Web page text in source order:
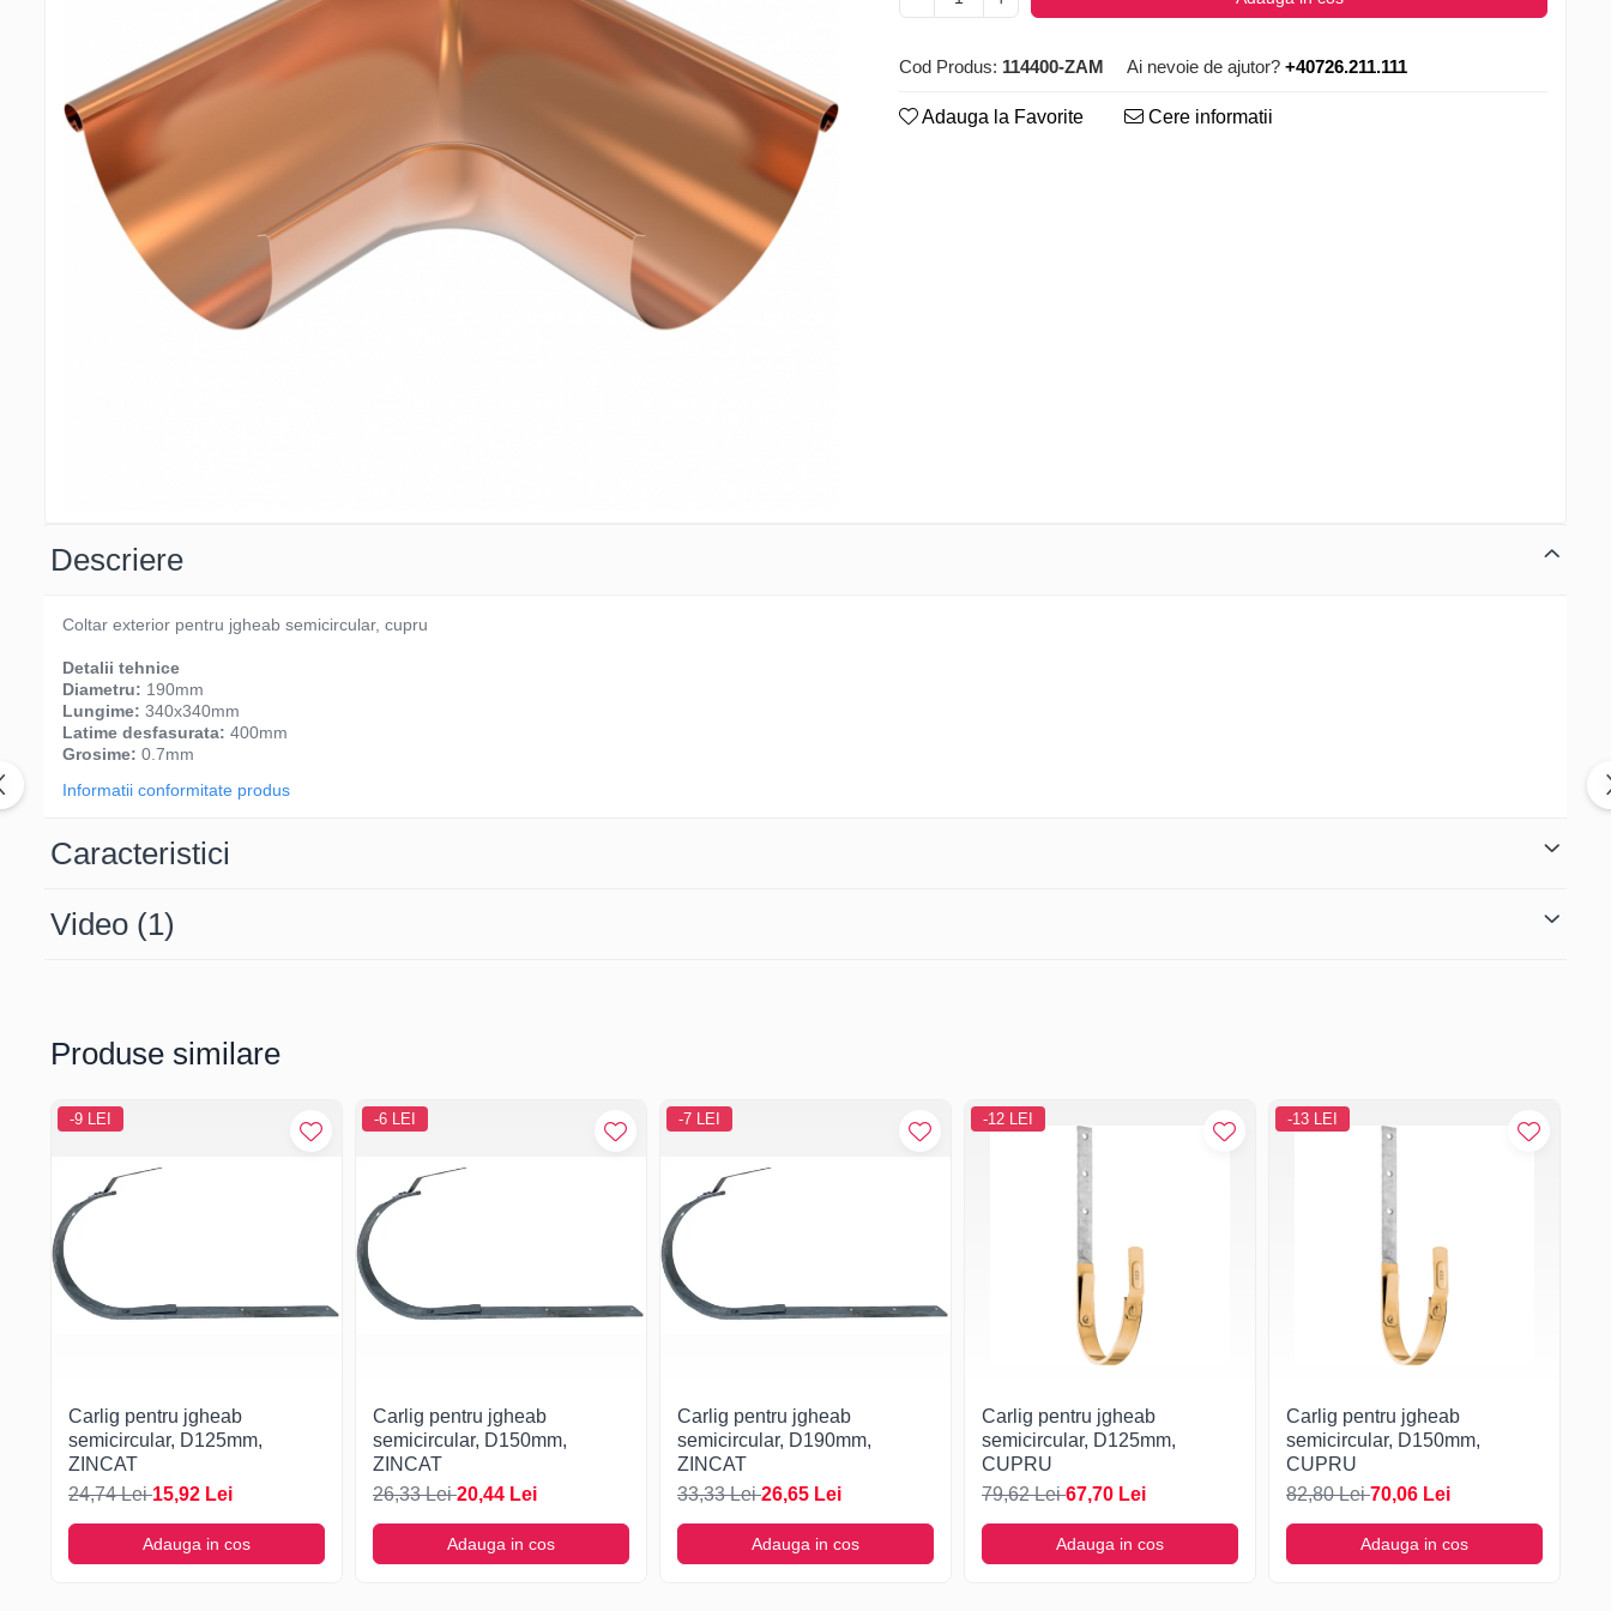
Cod Produs: 114400-ZAM Ai nevoie de ajutor? +40726.211.111
Adauga la Favorite Cere informatii
Descriere
Coltar exterior pentru jgheab semicircular, cupru
Detalii tehnice
Diametru: 190mm
Lungime: 340x340mm
Latime desfasurata: 400mm
Grosime: 0.7mm
Informatii conformitate produs
Caracteristici
Video (1)
Produse similare
-9 LEI
Carlig pentru jgheab
semicircular, D125mm,
ZINCAT
24,74 Lei15,92 Lei
Adauga in cos
-6 LEI
Carlig pentru jgheab
semicircular, D150mm,
ZINCAT
26,33 Lei20,44 Lei
Adauga in cos
-7 LEI
Carlig pentru jgheab
semicircular, D190mm,
ZINCAT
33,33 Lei26,65 Lei
Adauga in cos
-12 LEI
Carlig pentru jgheab
semicircular, D125mm,
CUPRU
79,62 Lei67,70 Lei
Adauga in cos
-13 LEI
Carlig pentru jgheab
semicircular, D150mm,
CUPRU
82,80 Lei70,06 Lei
Adauga in cos